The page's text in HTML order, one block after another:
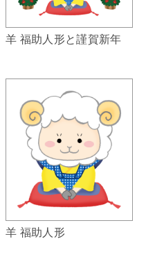
羊 福助人形と謹賀新年
羊 福助人形